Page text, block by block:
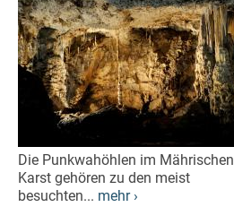
Die Punkwahöhlen im Mährischen
Karst gehören zu den meist
besuchten... mehr ›